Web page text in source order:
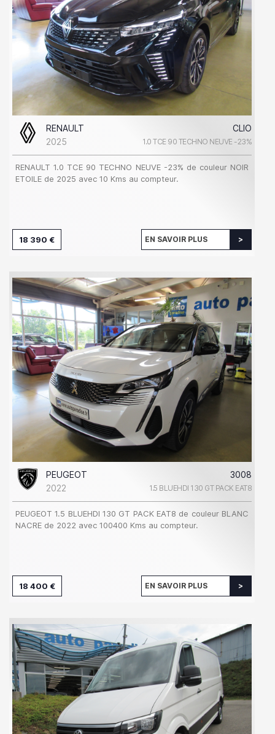
RENAULT
CLIO
2025
1.0 TCE 90 TECHNO NEUVE -23%
RENAULT 1.0 TCE 90 TECHNO NEUVE -23% de couleur NOIR
ETOILE de 2025 avec 10 Kms au compteur.
18 390 € EN SAVOIR PLUS
PEUGEOT
3008
2022
1.5 BLUEHDI 130 GT PACK EAT8
PEUGEOT 1.5 BLUEHDI 130 GT PACK EAT8 de couleur BLANC
NACRE de 2022 avec 100400 Kms au compteur.
18 400 € EN SAVOIR PLUS